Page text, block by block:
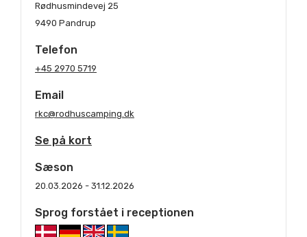
Rødhusmindevej 25
9490 Pandrup
Telefon
+45 2970 5719
Email
rkc@rodhuscamping.dk
Se på kort
Sæson
20.03.2026 - 31.12.2026
Sprog forstået i receptionen